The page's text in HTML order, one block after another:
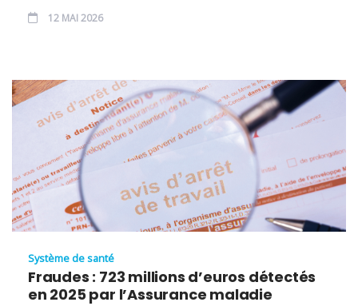
12 MAI 2026
Système de santé
Fraudes : 723 millions d’euros détectés
en 2025 par l’Assurance maladie